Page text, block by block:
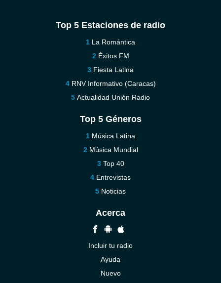
Top 5 Estaciones de radio
La Romántica
Éxitos FM
Fiesta Latina
RNV Informativo (Caracas)
Actualidad Unión Radio
Top 5 Géneros
Música Latina
Música Mundial
Top 40
Entrevistas
Noticias
Acerca
Incluir tu radio
Ayuda
Nuevo